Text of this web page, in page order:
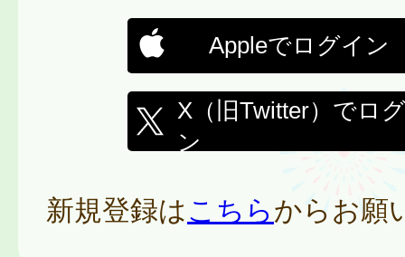
Appleでログイン
X（旧Twitter）でロ
ン
新規登録はこちらからお願